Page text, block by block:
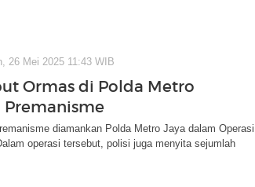
26 Mei 2025 11:43 WIB
Ormas di Polda Metro
Premanisme
diamankan Polda Metro Jaya dalam Operasi
operasi tersebut, polisi juga menyita sejumlah